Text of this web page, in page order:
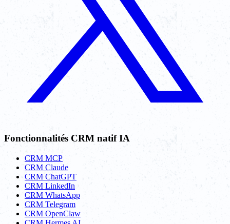
Fonctionnalités CRM natif IA
CRM MCP
CRM Claude
CRM ChatGPT
CRM LinkedIn
CRM WhatsApp
CRM Telegram
CRM OpenClaw